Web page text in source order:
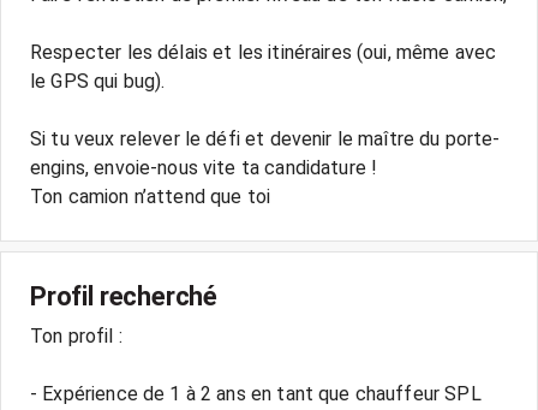
Respecter les délais et les itinéraires (oui, même avec
le GPS qui bug).
Si tu veux relever le défi et devenir le maître du porte-
engins, envoie-nous vite ta candidature !
Ton camion n’attend que toi
Profil recherché
Ton profil :
- Expérience de 1 à 2 ans en tant que chauffeur SPL